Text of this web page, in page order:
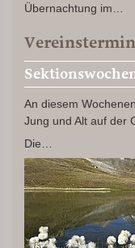
Übernachtung im…
An diesem
Jung und Alt auf der
Die…